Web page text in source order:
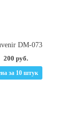
DM-073
200 руб.
за 10 штук